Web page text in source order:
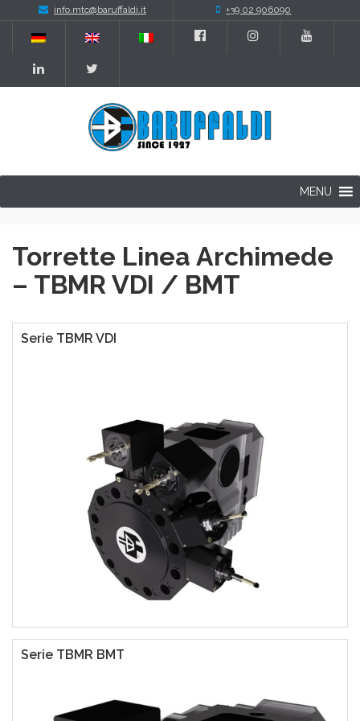
info.mtc@baruffaldi.it +39 02 906090
MENU
Torrette Linea Archimede
– TBMR VDI / BMT
Serie TBMR VDI
Serie TBMR BMT